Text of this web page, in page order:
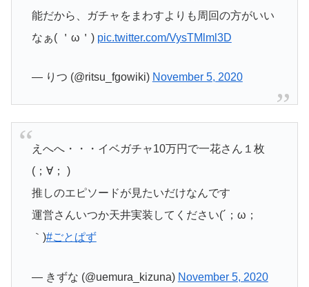
能だから、ガチャをまわすよりも周回の方がいい
なぁ( ＇ω＇) pic.twitter.com/VysTMlml3D
— りつ (@ritsu_fgowiki) November 5, 2020
えへへ・・・イベガチャ10万円で一花さん１枚
(；∀； )
推しのエピソードが見たいだけなんです
運営さんいつか天井実装してください(´；ω；
｀)#ごとぱず
— きずな (@uemura_kizuna) November 5, 2020